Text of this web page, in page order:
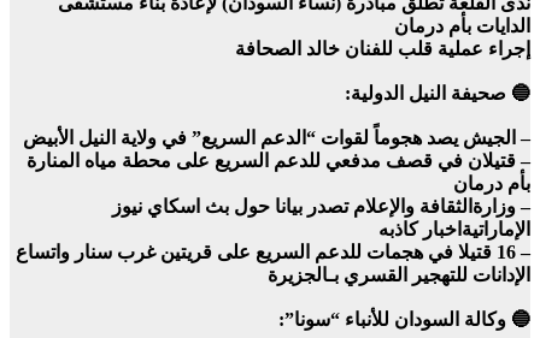
الدايات بأم درمان
إجراء عملية قلب للفنان خالد الصحافة
🔵 صحيفة النيل الدولية:
– الجيش يصد هجوماً لقوات “الدعم السريع” في ولاية النيل الأبيض
– قتيلان في قصف مدفعي للدعم السريع على محطة مياه المنارة
بأم درمان
– وزارةالثقافة والإعلام تصدر بيانا حول بث اسكاي نيوز
الإماراتيةاخبار كاذبه
– 16 قتيلا في هجمات للدعم السريع على قريتين غرب سنار واتساع
الإدانات للتهجير القسري بـالجزيرة
🔵 وكالة السودان للأنباء “سونا”: